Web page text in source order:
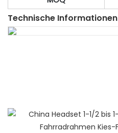
Technische Informationen